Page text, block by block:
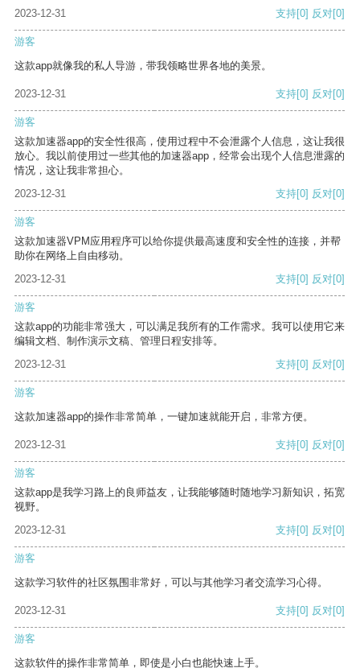
2023-12-31 支持[0] 反对[0]
游客
这款app就像我的私人导游，带我领略世界各地的美景。
2023-12-31 支持[0] 反对[0]
游客
这款加速器app的安全性很高，使用过程中不会泄露个人信息，这让我很
放心。我以前使用过一些其他的加速器app，经常会出现个人信息泄露的
情况，这让我非常担心。
2023-12-31
支持[0] 反对[0]
游客
这款加速器VPM应用程序可以给你提供最高速度和安全性的连接，并帮
助你在网络上自由移动。
2023-12-31
支持[0] 反对[0]
游客
这款app的功能非常强大，可以满足我所有的工作需求。我可以使用它来
编辑文档、制作演示文稿、管理日程安排等。
2023-12-31
支持[0] 反对[0]
游客
这款加速器app的操作非常简单，一键加速就能开启，非常方便。
2023-12-31 支持[0] 反对[0]
游客
这款app是我学习路上的良师益友，让我能够随时随地学习新知识，拓宽
视野。
2023-12-31
支持[0] 反对[0]
游客
这款学习软件的社区氛围非常好，可以与其他学习者交流学习心得。
2023-12-31 支持[0] 反对[0]
游客
这款软件的操作非常简单，即使是小白也能快速上手。